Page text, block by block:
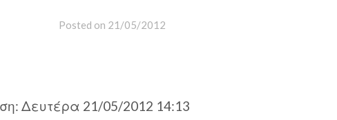
Posted on 21/05/2012
Δευτέρα 21/05/2012 14:13